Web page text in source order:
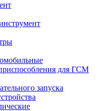
для ГСМ
запуска